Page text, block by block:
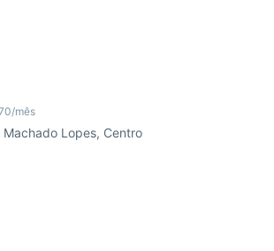
/mês
Machado Lopes, Centro